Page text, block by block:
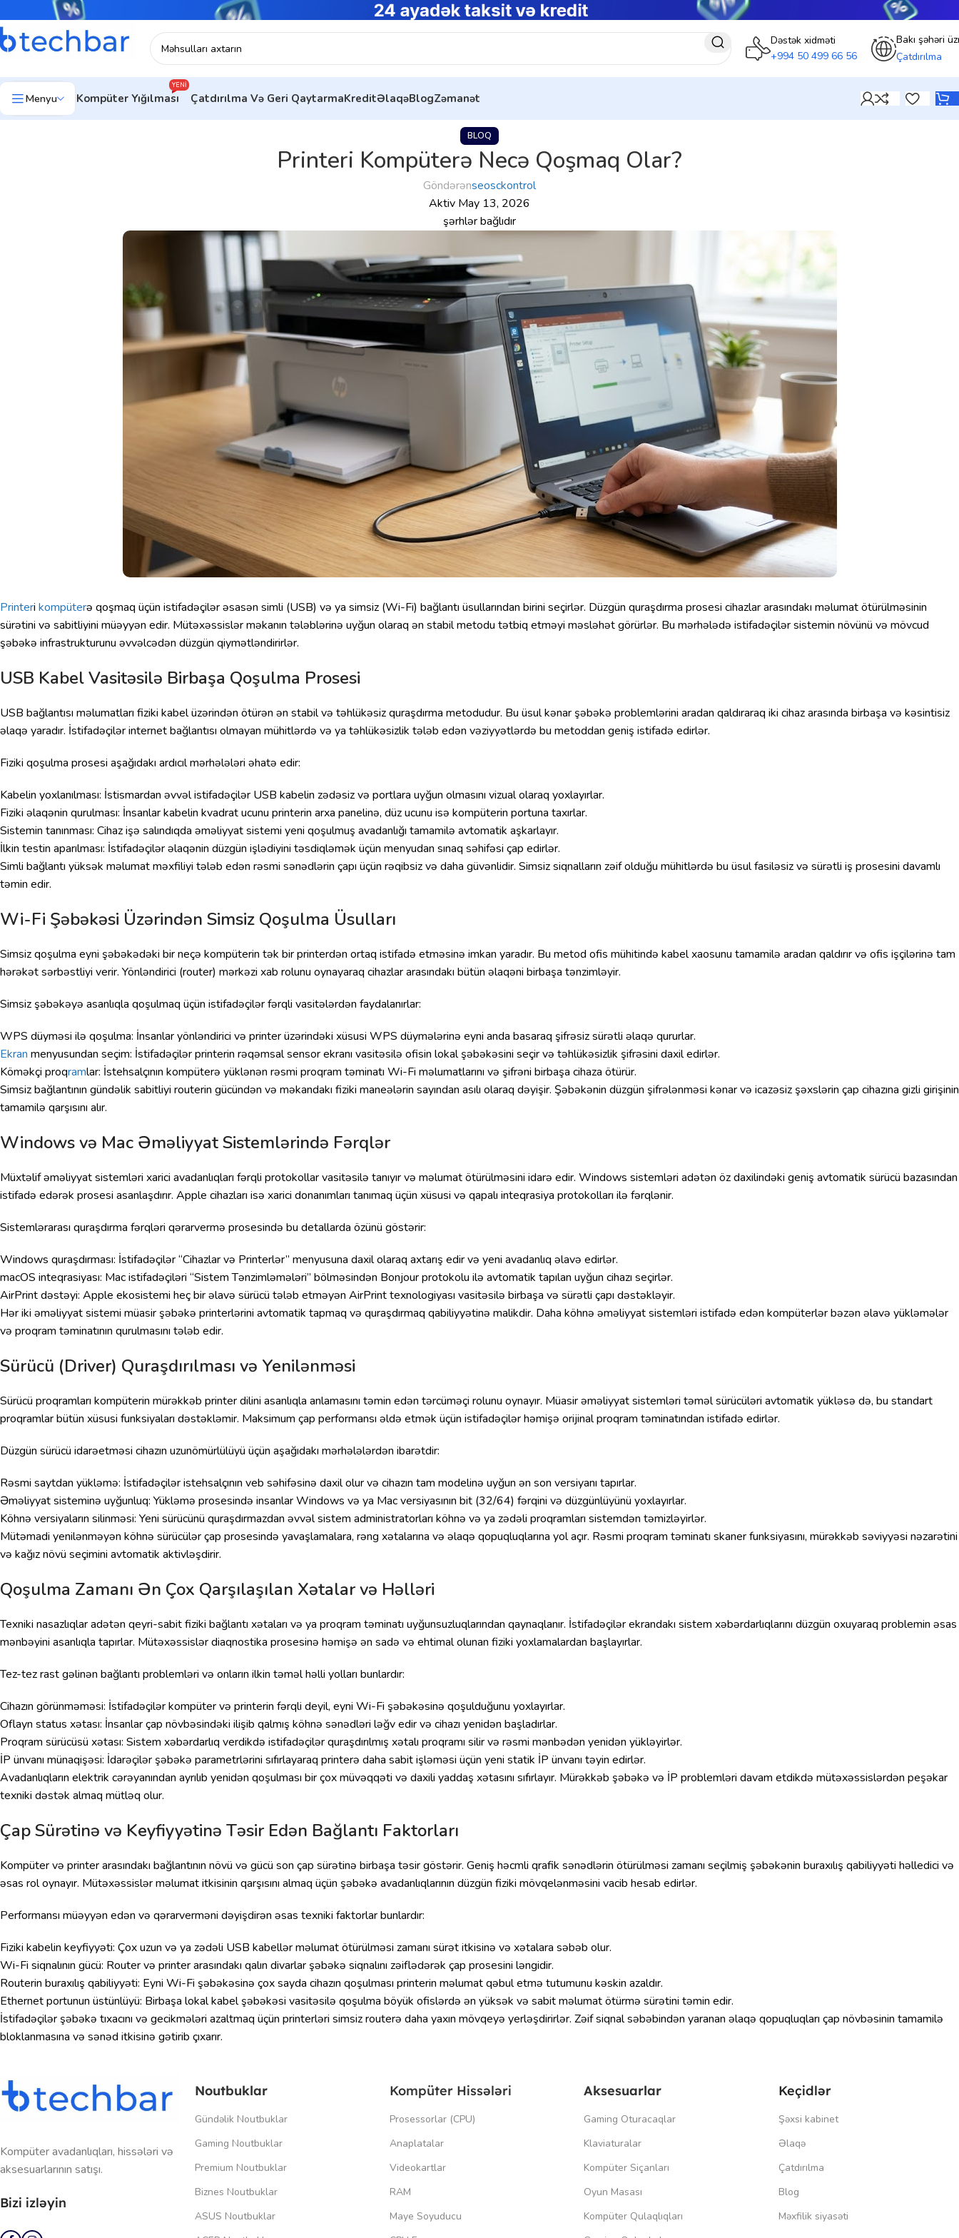
Dəstək xidməti
+994 50 499 66 56
Bakı şəhəri
Çatdırılma
Menyu Kompüter Yığılması
YENI
Çatdırılma Və Geri QaytarmaKreditƏlaqəBlogZəmanət
BLOQ
Printeri Kompüterə Necə Qoşmaq Olar?
Göndərənseosckontrol
Aktiv May 13, 2026
şərhlər bağlıdır
Printeri kompüterə qoşmaq üçün istifadəçilər əsasən simli (USB) və ya simsiz (Wi-Fi) bağlantı üsullarından birini seçirlər. Düzgün quraşdırma prosesi cihazlar arasındakı məlumat ötürülməsinin
sürətini və sabitliyini müəyyən edir. Mütəxəssislər məkanın tələblərinə uyğun olaraq ən stabil metodu tətbiq etməyi məsləhət görürlər. Bu mərhələdə istifadəçilər sistemin növünü və mövcud
şəbəkə infrastrukturunu əvvəlcədən düzgün qiymətləndirirlər.
USB Kabel Vasitəsilə Birbaşa Qoşulma Prosesi
USB bağlantısı məlumatları fiziki kabel üzərindən ötürən ən stabil və təhlükəsiz quraşdırma metodudur. Bu üsul kənar şəbəkə problemlərini aradan qaldıraraq iki cihaz arasında birbaşa və kəsintisiz
əlaqə yaradır. İstifadəçilər internet bağlantısı olmayan mühitlərdə və ya təhlükəsizlik tələb edən vəziyyətlərdə bu metoddan geniş istifadə edirlər.
Fiziki qoşulma prosesi aşağıdakı ardıcıl mərhələləri əhatə edir:
Kabelin yoxlanılması: İstismardan əvvəl istifadəçilər USB kabelin zədəsiz və portlara uyğun olmasını vizual olaraq yoxlayırlar.
Fiziki əlaqənin qurulması: İnsanlar kabelin kvadrat ucunu printerin arxa panelinə, düz ucunu isə kompüterin portuna taxırlar.
Sistemin tanınması: Cihaz işə salındıqda əməliyyat sistemi yeni qoşulmuş avadanlığı tamamilə avtomatik aşkarlayır.
İlkin testin aparılması: İstifadəçilər əlaqənin düzgün işlədiyini təsdiqləmək üçün menyudan sınaq səhifəsi çap edirlər.
Simli bağlantı yüksək məlumat məxfiliyi tələb edən rəsmi sənədlərin çapı üçün rəqibsiz və daha güvənlidir. Simsiz siqnalların zəif olduğu mühitlərdə bu üsul fasiləsiz və sürətli iş prosesini davamlı
təmin edir.
Wi-Fi Şəbəkəsi Üzərindən Simsiz Qoşulma Üsulları
Simsiz qoşulma eyni şəbəkədəki bir neçə kompüterin tək bir printerdən ortaq istifadə etməsinə imkan yaradır. Bu metod ofis mühitində kabel xaosunu tamamilə aradan qaldırır və ofis işçilərinə tam
hərəkət sərbəstliyi verir. Yönləndirici (router) mərkəzi xab rolunu oynayaraq cihazlar arasındakı bütün əlaqəni birbaşa tənzimləyir.
Simsiz şəbəkəyə asanlıqla qoşulmaq üçün istifadəçilər fərqli vasitələrdən faydalanırlar:
WPS düyməsi ilə qoşulma: İnsanlar yönləndirici və printer üzərindəki xüsusi WPS düymələrinə eyni anda basaraq şifrəsiz sürətli əlaqə qururlar.
Ekran menyusundan seçim: İstifadəçilər printerin rəqəmsal sensor ekranı vasitəsilə ofisin lokal şəbəkəsini seçir və təhlükəsizlik şifrəsini daxil edirlər.
Köməkçi proqramlar: İstehsalçının kompüterə yüklənən rəsmi proqram təminatı Wi-Fi məlumatlarını və şifrəni birbaşa cihaza ötürür.
Simsiz bağlantının gündəlik sabitliyi routerin gücündən və məkandakı fiziki maneələrin sayından asılı olaraq dəyişir. Şəbəkənin düzgün şifrələnməsi kənar və icazəsiz şəxslərin çap cihazına gizli girişinin
tamamilə qarşısını alır.
Windows və Mac Əməliyyat Sistemlərində Fərqlər
Müxtəlif əməliyyat sistemləri xarici avadanlıqları fərqli protokollar vasitəsilə tanıyır və məlumat ötürülməsini idarə edir. Windows sistemləri adətən öz daxilindəki geniş avtomatik sürücü bazasından
istifadə edərək prosesi asanlaşdırır. Apple cihazları isə xarici donanımları tanımaq üçün xüsusi və qapalı inteqrasiya protokolları ilə fərqlənir.
Sistemlərarası quraşdırma fərqləri qərarvermə prosesində bu detallarda özünü göstərir:
Windows quraşdırması: İstifadəçilər “Cihazlar və Printerlər” menyusuna daxil olaraq axtarış edir və yeni avadanlıq əlavə edirlər.
macOS inteqrasiyası: Mac istifadəçiləri “Sistem Tənzimləmələri” bölməsindən Bonjour protokolu ilə avtomatik tapılan uyğun cihazı seçirlər.
AirPrint dəstəyi: Apple ekosistemi heç bir əlavə sürücü tələb etməyən AirPrint texnologiyası vasitəsilə birbaşa və sürətli çapı dəstəkləyir.
Hər iki əməliyyat sistemi müasir şəbəkə printerlərini avtomatik tapmaq və quraşdırmaq qabiliyyətinə malikdir. Daha köhnə əməliyyat sistemləri istifadə edən kompüterlər bəzən əlavə yükləmələr
və proqram təminatının qurulmasını tələb edir.
Sürücü (Driver) Quraşdırılması və Yenilənməsi
Sürücü proqramları kompüterin mürəkkəb printer dilini asanlıqla anlamasını təmin edən tərcüməçi rolunu oynayır. Müasir əməliyyat sistemləri təməl sürücüləri avtomatik yükləsə də, bu standart
proqramlar bütün xüsusi funksiyaları dəstəkləmir. Maksimum çap performansı əldə etmək üçün istifadəçilər həmişə orijinal proqram təminatından istifadə edirlər.
Düzgün sürücü idarəetməsi cihazın uzunömürlülüyü üçün aşağıdakı mərhələlərdən ibarətdir:
Rəsmi saytdan yükləmə: İstifadəçilər istehsalçının veb səhifəsinə daxil olur və cihazın tam modelinə uyğun ən son versiyanı tapırlar.
Əməliyyat sisteminə uyğunluq: Yükləmə prosesində insanlar Windows və ya Mac versiyasının bit (32/64) fərqini və düzgünlüyünü yoxlayırlar.
Köhnə versiyaların silinməsi: Yeni sürücünü quraşdırmazdan əvvəl sistem administratorları köhnə və ya zədəli proqramları sistemdən təmizləyirlər.
Mütəmadi yenilənməyən köhnə sürücülər çap prosesində yavaşlamalara, rəng xətalarına və əlaqə qopuqluqlarına yol açır. Rəsmi proqram təminatı skaner funksiyasını, mürəkkəb səviyyəsi nəzarətini
və kağız növü seçimini avtomatik aktivləşdirir.
Qoşulma Zamanı Ən Çox Qarşılaşılan Xətalar və Həlləri
Texniki nasazlıqlar adətən qeyri-sabit fiziki bağlantı xətaları və ya proqram təminatı uyğunsuzluqlarından qaynaqlanır. İstifadəçilər ekrandakı sistem xəbərdarlıqlarını düzgün oxuyaraq problemin əsas
mənbəyini asanlıqla tapırlar. Mütəxəssislər diaqnostika prosesinə həmişə ən sadə və ehtimal olunan fiziki yoxlamalardan başlayırlar.
Tez-tez rast gəlinən bağlantı problemləri və onların ilkin təməl həlli yolları bunlardır:
Cihazın görünməməsi: İstifadəçilər kompüter və printerin fərqli deyil, eyni Wi-Fi şəbəkəsinə qoşulduğunu yoxlayırlar.
Oflayn status xətası: İnsanlar çap növbəsindəki ilişib qalmış köhnə sənədləri ləğv edir və cihazı yenidən başladırlar.
Proqram sürücüsü xətası: Sistem xəbərdarlıq verdikdə istifadəçilər quraşdırılmış xətalı proqramı silir və rəsmi mənbədən yenidən yükləyirlər.
İP ünvanı münaqişəsi: İdarəçilər şəbəkə parametrlərini sıfırlayaraq printerə daha sabit işləməsi üçün yeni statik İP ünvanı təyin edirlər.
Avadanlıqların elektrik cərəyanından ayrılıb yenidən qoşulması bir çox müvəqqəti və daxili yaddaş xətasını sıfırlayır. Mürəkkəb şəbəkə və İP problemləri davam etdikdə mütəxəssislərdən peşəkar
texniki dəstək almaq mütləq olur.
Çap Sürətinə və Keyfiyyətinə Təsir Edən Bağlantı Faktorları
Kompüter və printer arasındakı bağlantının növü və gücü son çap sürətinə birbaşa təsir göstərir. Geniş həcmli qrafik sənədlərin ötürülməsi zamanı seçilmiş şəbəkənin buraxılış qabiliyyəti həlledici və
əsas rol oynayır. Mütəxəssislər məlumat itkisinin qarşısını almaq üçün şəbəkə avadanlıqlarının düzgün fiziki mövqelənməsini vacib hesab edirlər.
Performansı müəyyən edən və qərarverməni dəyişdirən əsas texniki faktorlar bunlardır:
Fiziki kabelin keyfiyyəti: Çox uzun və ya zədəli USB kabellər məlumat ötürülməsi zamanı sürət itkisinə və xətalara səbəb olur.
Wi-Fi siqnalının gücü: Router və printer arasındakı qalın divarlar şəbəkə siqnalını zəiflədərək çap prosesini ləngidir.
Routerin buraxılış qabiliyyəti: Eyni Wi-Fi şəbəkəsinə çox sayda cihazın qoşulması printerin məlumat qəbul etmə tutumunu kəskin azaldır.
Ethernet portunun üstünlüyü: Birbaşa lokal kabel şəbəkəsi vasitəsilə qoşulma böyük ofislərdə ən yüksək və sabit məlumat ötürmə sürətini təmin edir.
İstifadəçilər şəbəkə tıxacını və gecikmələri azaltmaq üçün printerləri simsiz routerə daha yaxın mövqeyə yerləşdirirlər. Zəif siqnal səbəbindən yaranan əlaqə qopuqluqları çap növbəsinin tamamilə
bloklanmasına və sənəd itkisinə gətirib çıxarır.
Kompüter avadanlıqları, hissələri və
aksesuarlarının satışı.
Bizi izləyin
Noutbuklar
Gündəlik Noutbuklar
Gaming Noutbuklar
Premium Noutbuklar
Biznes Noutbuklar
ASUS Noutbuklar
Kompüter Hissələri
Prosessorlar (CPU)
Anaplatalar
Videokartlar
RAM
Maye Soyuducu
Aksesuarlar
Gaming Oturacaqlar
Klaviaturalar
Kompüter Siçanları
Oyun Masası
Kompüter Qulaqlıqları
Keçidlər
Şəxsi kabinet
Əlaqə
Çatdırılma
Blog
Məxfilik siyasəti